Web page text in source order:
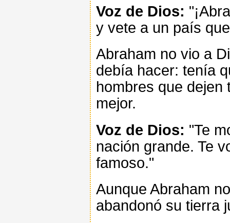
Voz de Dios:
y vete a un país
Abraham no vio a
debía hacer: tenía
hombres que
mejor.
Voz de Dios: "Te
nación grande. Te
famoso."
Aunque Abraham
abandonó su tierra